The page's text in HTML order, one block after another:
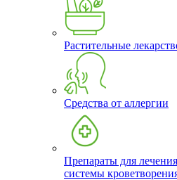
Растительные
Средства от аллергии
Препараты для
системы